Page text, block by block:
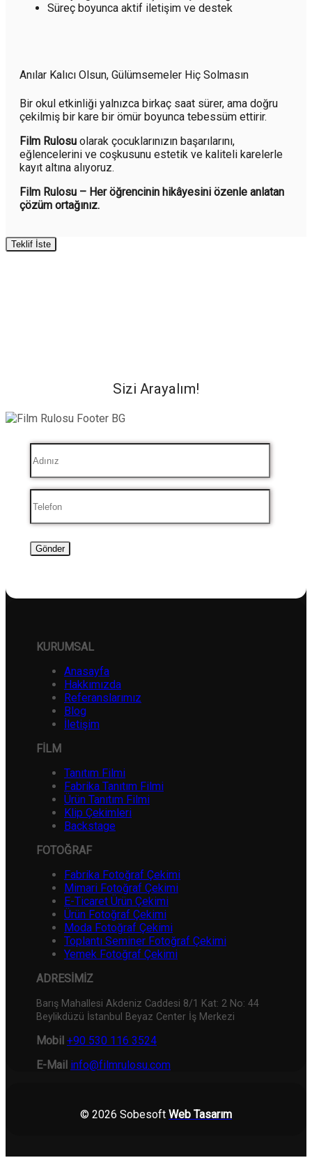
Süreç boyunca aktif iletişim ve destek
Anılar Kalıcı Olsun, Gülümsemeler Hiç Solmasın
Bir okul etkinliği yalnızca birkaç saat sürer, ama doğru
çekilmiş bir kare bir ömür boyunca tebessüm ettirir.
Film Rulosu olarak çocuklarınızın başarılarını,
eğlencelerini ve coşkusunu estetik ve kaliteli karelerle
kayıt altına alıyoruz.
Film Rulosu – Her öğrencinin hikâyesini özenle anlatan
çözüm ortağınız.
Teklif İste
Sizi Arayalım!
KURUMSAL
Anasayfa
Hakkımızda
Referanslarımız
Blog
İletişim
FİLM
Tanıtım Filmi
Fabrika Tanıtım Filmi
Ürün Tanıtım Filmi
Klip Çekimleri
Backstage
FOTOĞRAF
Fabrika Fotoğraf Çekimi
Mimari Fotoğraf Çekimi
E-Ticaret Ürün Çekimi
Ürün Fotoğraf Çekimi
Moda Fotoğraf Çekimi
Toplantı Seminer Fotoğraf Çekimi
Yemek Fotoğraf Çekimi
ADRESİMİZ
Barış Mahallesi Akdeniz Caddesi 8/1 Kat: 2 No: 44
Beylikdüzü İstanbul Beyaz Center İş Merkezi
Mobil +90 530 116 3524
E-Mail info@filmrulosu.com
© 2026 Sobesoft Web Tasarım